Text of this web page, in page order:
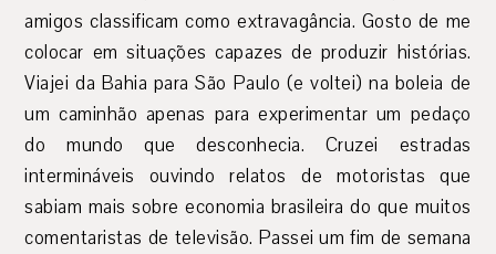
amigos classificam como extravagância. Gosto de me
colocar em situações capazes de produzir histórias.
Viajei da Bahia para São Paulo (e voltei) na boleia de
um caminhão apenas para experimentar um pedaço
do mundo que desconhecia. Cruzei estradas
intermináveis ouvindo relatos de motoristas que
sabiam mais sobre economia brasileira do que muitos
comentaristas de televisão. Passei um fim de semana